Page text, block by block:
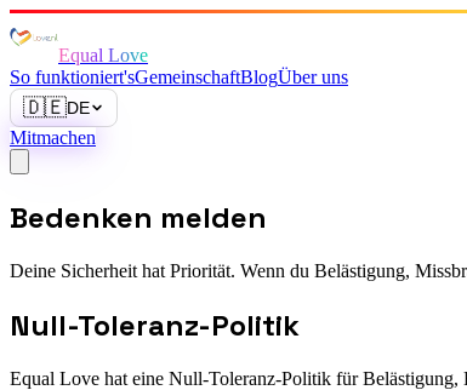
Equal Love
So funktioniert'sGemeinschaftBlogÜber uns
🇩🇪DE
Mitmachen
Bedenken melden
Deine Sicherheit hat Priorität. Wenn du Belästigung,
Null-Toleranz-Politik
Equal Love hat eine Null-Toleranz-Politik für Belästigung,